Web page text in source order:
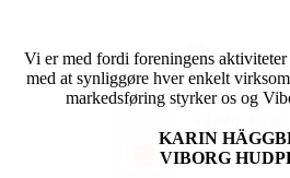
Vi er med fordi foreningens
med at synliggøre hver enkelt
markedsføring styrker os og
KARIN
VIBORG